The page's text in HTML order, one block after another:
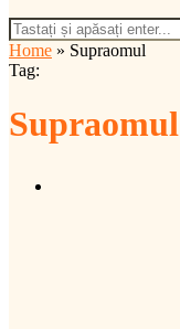
Home » Supraomul
Tag:
Supraomul